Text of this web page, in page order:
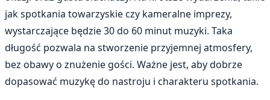
jak spotkania towarzyskie czy kameralne imprezy,
wystarczające będzie 30 do 60 minut muzyki. Taka
długość pozwala na stworzenie przyjemnej atmosfery,
bez obawy o znużenie gości. Ważne jest, aby dobrze
dopasować muzykę do nastroju i charakteru spotkania.